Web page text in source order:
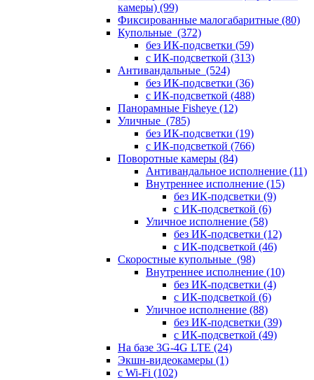
камеры) (99)
Фиксированные малогабаритные (80)
Купольные (372)
без ИК-подсветки (59)
с ИК-подсветкой (313)
Антивандальные (524)
без ИК-подсветки (36)
с ИК-подсветкой (488)
Панорамные Fisheye (12)
Уличные (785)
без ИК-подсветки (19)
с ИК-подсветкой (766)
Поворотные камеры (84)
Антивандальное исполнение (11)
Внутреннее исполнение (15)
без ИК-подсветки (9)
с ИК-подсветкой (6)
Уличное исполнение (58)
без ИК-подсветки (12)
с ИК-подсветкой (46)
Скоростные купольные (98)
Внутреннее исполнение (10)
без ИК-подсветки (4)
с ИК-подсветкой (6)
Уличное исполнение (88)
без ИК-подсветки (39)
с ИК-подсветкой (49)
На базе 3G-4G LTE (24)
Экшн-видеокамеры (1)
с Wi-Fi (102)